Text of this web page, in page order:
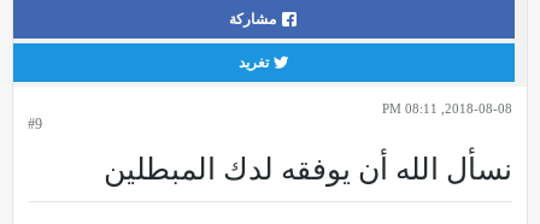
مشاركة
تغريد
#9
2018-08-08, 08:11 PM
نسأل الله أن يوفقه لدك المبطلين